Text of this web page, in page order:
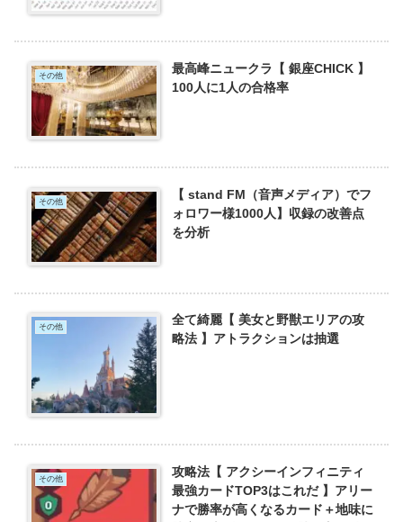
その他
最高峰ニュークラ【 銀座CHICK 】
100人に1人の合格率
その他
【 stand FM（音声メディア）でフ
ォロワー様1000人】収録の改善点
を分析
その他
全て綺麗【 美女と野獣エリアの攻
略法 】アトラクションは抽選
その他
攻略法【 アクシーインフィニティ
最強カードTOP3はこれだ 】アリー
ナで勝率が高くなるカード＋地味に